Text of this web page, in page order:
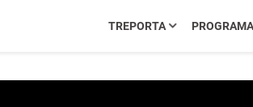
TREPORTA